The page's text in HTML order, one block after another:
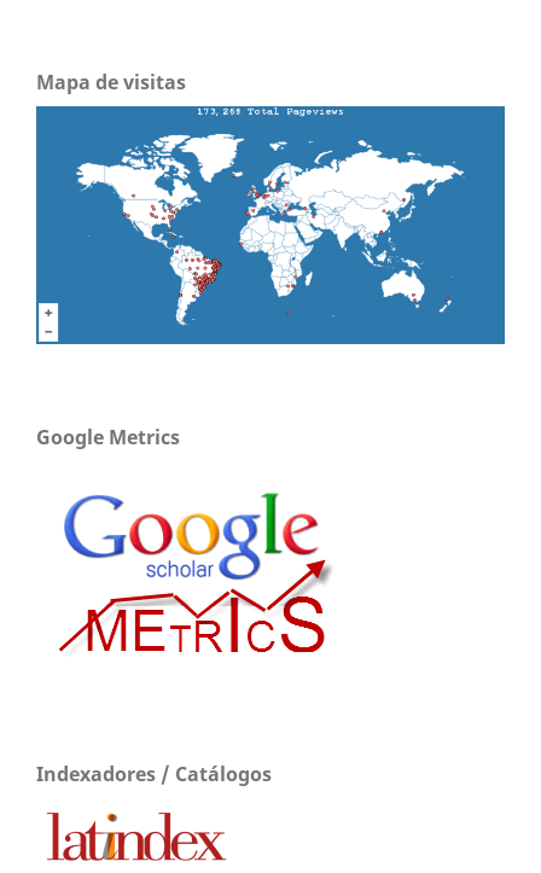
Mapa de visitas
Google Metrics
Indexadores / Catálogos